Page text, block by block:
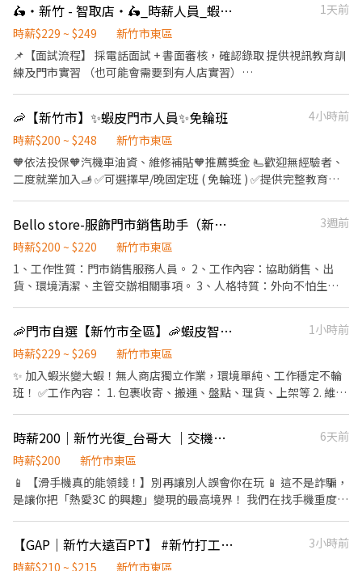
22:45 (固定班別,晚班一週要有2天配合16:15上班) ▶智取店(無人店)
早班：07:00-12:30 晚班：17:30-22:30、18:30-22:30 夜班：23:30-
別,早班時段可微調) 💰薪資 ▶一般門店(有人店) 竹北時薪 $231 湖口
時薪 $206 新埔時薪 $206 竹東時薪 $196 新豐時薪 $206 北區 時薪
$221 東區 時薪 $221 香山 時薪 $206 ▶智取店(無人店) 竹北時薪
$239 湖口時薪 $224 新埔時薪 $224 竹東時薪 $204 新豐時薪 $219
時薪 $229 香山 時薪 $204 (智取店晚班額外獎金每小時 +20元) (智取
店夜班額外獎金每小時 +40元) 🎉排班方式 一週至少排班四天（需含
至少一天六或日） 📌上班地點 竹北市 竹北高鐵 - 智取店：新竹縣竹
北市高鐵三街43號1樓 竹北科大 - 智取店：新竹縣竹北市科大一路
43號 竹北中山店：新竹縣竹北市中山路57號 竹北嘉豐店：新竹縣竹
北市嘉豐五路二段132號 竹北勝利二 - 智取店：新竹縣竹北市勝利
十五街262號 竹北新溪店：新竹縣竹北市新溪街10號 竹北勝利店：
新竹縣竹北市勝利五路150號 (可不支援) 竹北中正店：新竹縣竹北
市中正西路552號 (可不支援) 竹北光明 - 智取店：新竹縣竹北市光明
鄉安宅四街21號 湖口中山 - 智取店：新竹縣湖口鄉中山路二段336
號 新埔鎮 新埔福德 - 智取店：新竹縣新埔鎮福德街17號 竹東鎮 竹
東站前 - 智取店：新竹縣竹東鎮北興路一段611號 竹東杞林店：新
竹縣竹東鎮杞林路8號 竹東民族店：新竹縣竹東鎮民族路58號 竹東
中豐 - 智取店：新竹縣竹東鎮中豐路二段192號 新豐鄉 新豐松柏 -
智取店：新竹縣新豐鄉松柏街128號 北埔鄉 北埔北埔 - 智取店：新
竹縣北埔鄉北埔街96號 芎林鄉 芎林文山 - 智取店：新竹縣芎林鄉文
山路437號 關西鎮 關西正義 - 智取店：新竹縣關西鎮正義路186號
北區 新竹四維 - 智取店：新竹市北區四維路36號(可不支援) 新竹北
新 - 智取店：新竹市北區北新街135號 新竹金竹店：新竹市北區金
竹路104號 新竹武陵 - 智取店：新竹市北區武陵路177之2號 新竹竹
文店：新竹市北區竹文街5號 新竹光華店：新竹市北區光華南街37
號 新竹湳中 - 智取店：新竹市北區湳中街107號 東區 新竹寶山 - 智
取店：新竹市東區寶山路35號1樓 新竹慈雲 - 智取店：新竹市東區
境維護 ・課程介紹 💡我們希望你： ・具親和力 喜歡與人溝通 ・做
事細心 對細節有敏感度 ・能配合排班 穩定投入工作 #櫃檯行政 #瑜
伽空間 #誠徵夥伴 #瑜伽工作機會
🛵・新竹 - 智取店・🛵_時薪人員_蝦皮店到店
1天前
時薪$229 ~ $249
新竹市東區
📌【面試流程】 採電話面試 + 書面審核，確認錄取 提供視訊教育訓
練及門市實習 （也可能會需要到有人店實習）
護作業 一天會跑2-4間鄰近門市，跑點距離約 10 公里內 （也可能會
需要到有人店支援理貨） 必須自備機車🛵
~*~*~*~*~*~*~*~*~*~*~*~*~*~*~*~*~*~ 📌【上班班別＆排班說
明】 ☑︎早班：07:00 - 13:30 時段內區間安排 ______ 彈性07:00 -
08:30間可到班 ☑︎晚班：18:30 - 23:30 ______ 特定區域需要17:30
情況排班，不一定會做滿整個時段 ⭐ 實際工時通常是 2 - 4小時，無
固定時數 ⭐ 時間都有可能會因貨物量多與少做調整 ⭐ 貨物量多少，
天 ☑︎ 假日：每週至少配合 1 天
~*~*~*~*~*~*~*~*~*~*~*~*~*~*~*~*~*~ 📌【薪資計算】 基本時
薪：$196/時 油資津貼：$8/時 區域津貼：$25/時 晚班津貼：$20/時
(17:30-23:30) 夜班津貼：$40/時 (23:30-03:30)
限!! 請把握機會❗ 🛵・🛵・🛵・🛵・🛵・🛵・🛵・🛵・🛵 🧡心💛動💚
不💙如💜馬🤎上🖤行🤍動💖 ______ 🛵 有職缺門市如下 🛵 ______
新竹北新 - 智取店 新竹市北區北新街135號1樓 新竹四維 - 智取店 新
竹市北區四維路36號1樓 新竹湳中 - 智取店 新竹市北區湳中街107號
1樓 新竹光復三 - 智取店 新竹市東區光復路一段45號1樓 新竹慈雲 -
智取店 新竹市東區慈雲路125號1、2樓 新竹明湖 - 智取店 新竹市東
區明湖路698號1樓 新竹竹蓮 - 智取店 新竹市東區南大路382號1樓
新竹鐵道 - 智取店 新竹市東區鐵道路一段28巷81號1樓
🦐【新竹市】✨蝦皮門市人員✨免輪班
4小時前
時薪$200 ~ $248
新竹市東區
🧡依法投保🧡汽機車油資、維修補貼🧡推薦獎金 🫷歡迎無經驗者、
二度就業加入🫸 ✅可選擇早/晚固定班 ( 免輪班 ) ✅提供完整教育訓
服務 3.維持門市作業區環境、清潔維護作業 🔸上班時間： 早班時段
▸10:30-17:30 晚班時段▸16:15-22:45、18:45-22:45 ⚠️晚班一週至少
2天16:15上班⚠️ 🔸時薪：200-220/H 🔸排休制：一週依主管排班2-
4天，假日要可配合排班
環境、清潔維護作業 3.須配合"單日"跑點及鄰近有人店門市支援 4.
主管交辦各項事務 ⚠️需有駕照、機車，需配合單日跑點支援鄰近門
) 晚班▸17:30-22:30 / 18:30-23:30 🔸時薪：208-248/H 🔸排休制：
一週依主管排班2-4天，假日要可配合排班 - 🦐工作地點 ：(依門市
當下缺額為主) 【有人店】 新竹光復二店 新竹市東區光復路二段142
號1樓 新竹關新店 新竹市東區關新東路360號1樓 新竹金山店 新竹市
東區金山北一街116號1樓 新竹建中店 新竹市東區建中路85號1樓 -
香山牛埔店 新竹市香山區牛埔路88號1樓 【智取店】 新竹四維 - 智
取店 新竹市北區四維路36號1樓 新竹湳中 - 智取店 新竹市北區湳中
街107號1樓 新竹北新 - 智取店 新竹市北區北新街135號1樓 - 新竹慈
雲 - 智取店 新竹市東區慈雲路125號1、2樓 新竹竹蓮 - 智取店 新竹
市東區南大路382號1樓 新竹鐵道 - 智取店 新竹市東區鐵道路一段28
巷81號1樓 新竹光復三 - 智取店 新竹市東區光復路一段45號1樓 - 新
Bello store-服飾門市銷售助手（新竹大遠百）
3週前
時薪$200 ~ $220
新竹市東區
1、工作性質：門市銷售服務人員。 2、工作內容：協助銷售、出
貨、環境清潔、主管交辦相關事項。 3、人格特質：外向不怕生、
待您的來信。 6、9/1後上班。
🦐門市自選【新竹市全區】🦐蝦皮智取店 /快速報到 💰時薪 229-269
1小時前
時薪$229 ~ $269
新竹市東區
✨ 加入蝦米變大蝦！無人商店獨立作業，環境單純、工作穩定不輪
班！ ✅工作內容： 1. 包裹收寄、搬運、盤點、理貨、上架等 2. 維持
門市支援 🌙🌙夜班說明🌙🌙 工作型態：為每日跑點約3–10家門市，
跑點距離約16km內 需可配合(早班/晚班)擇一於門市安排受訓 🔔需
有機車&駕照🔔 ⸻ ✅工作時間： 🔹早班：07:00-12:00、07:30-
12:30、08:00-13:00、08:30-13:30 🔹晚班：17:30-22:30、17:30-
🔹假日早班：07:00-12:00 🔹假日晚班：17:30-23:30 (上班時數為
2~6小時，一個月至少6天，依實際情況而定) ⸻ ✅工作待遇：
時薪200｜新竹光復_台哥大 ｜交機工讀生
6天前
時薪$200
新竹市東區
📱 【滑手機真的能領錢！】別再讓別人誤會你在玩 📱 這不是詐騙，
是讓你把「熱愛3C 的興趣」變現的最高境界！ 我們在找手機重度使
客人把舊照片、資料安全從舊手機移到新手機（成就感爆棚！）。
功能導覽員： 帥氣地展示新手機隱藏小技巧。 - ⏰ 賺錢時段（學業
【GAP｜新竹大遠百PT】 #新竹打工首選❗️
3小時前
時薪$210 ~ $215
新竹市東區